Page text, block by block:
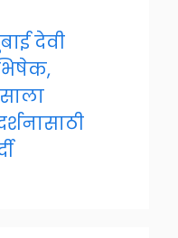
देवी